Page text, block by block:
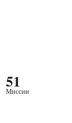
51
Миссии